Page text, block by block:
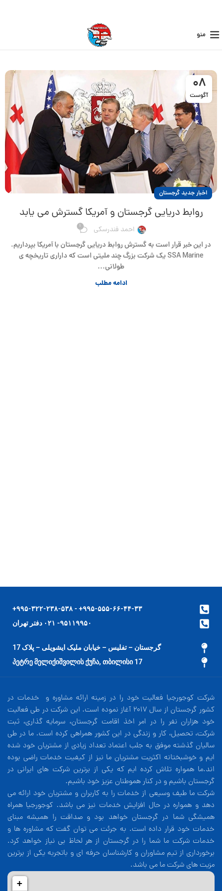
منو
08
آگوست
اخبار جدید گرجستان
روابط دریایی گرجستان و آمریکا گسترش می یابد
احمد فندرسکی 1
در این خبر قرار است به گسترش روابط دریایی گرجستان با آمریکا بپرداریم.
SSA Marine یک شرکت بزرگ چند ملیتی است که داراری تاریخچه ی
طولانی...
ادامه مطلب
۹۹۵-۵۵۵-۶۶-۴۴-۳۳+ - ۹۹۵-۳۲۲-۲۳۸-۵۳۸+
۹۵۱۱۹۹۵۰- ۰۲۱ دفتر تهران
گرجستان – تفلیس – خیابان ملیک ایشویلی – پلاک 17
17 პეტრე მელიქიშვილის ქუჩა, თბილისი
شرکت کوجورجیا فعالیت خود را در زمینه ارائه مشاوره و خدمات در
کشور گرجستان از سال 2017 آغاز نموده است. این شرکت در طی فعالیت
خود هزاران نفر را در امر اخذ اقامت گرجستان، سرمایه گذاری، ثبت
شرکت، تحصیل، کار و زندگی در این کشور همراهی کرده است. ما در طی
سالیان گذشته موفق به جلب اعتماد تعداد زیادی از مشتریان خود شده
ایم و خوشبختانه اکثریت مشتریان ما نیز از کیفیت خدمات راضی بوده
اند.ما همواره تلاش کرده ایم که یکی از برترین شرکت های ایرانی در
گرجستان باشیم و در کنار هموطنان عزیز خود باشیم.
شرکت ما طیف وسیعی از خدمات را به کاربران و مشتریان خود ارائه می
دهد و همواره در حال افزایش خدمات نیز می باشد. کوجورجیا همراه
همیشگی شما در گرجستان خواهد بود و صداقت را همیشه مبنای
خدمات خود قرار داده است. به جرئت می توان گفت که مشاوره ها و
خدمات شرکت ما شما را در گرجستان از هر لحاظ بی نیاز خواهد کرد.
برخورداری از تیم مشاوران و کارشناسان حرفه ای و باتجربه یکی از برترین
مزیت های شرکت ما می باشد.
+